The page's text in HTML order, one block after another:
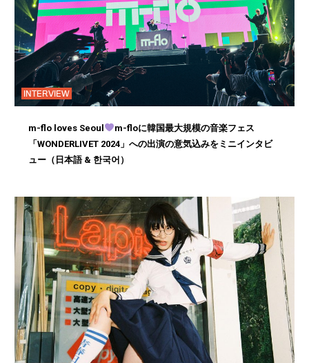
INTERVIEW
m-flo loves Seoul
m-floに韓国最大規模の音楽フェス
「WONDERLIVET 2024」への出演の意気込みをミニインタビ
ュー（日本語 & 한국어）